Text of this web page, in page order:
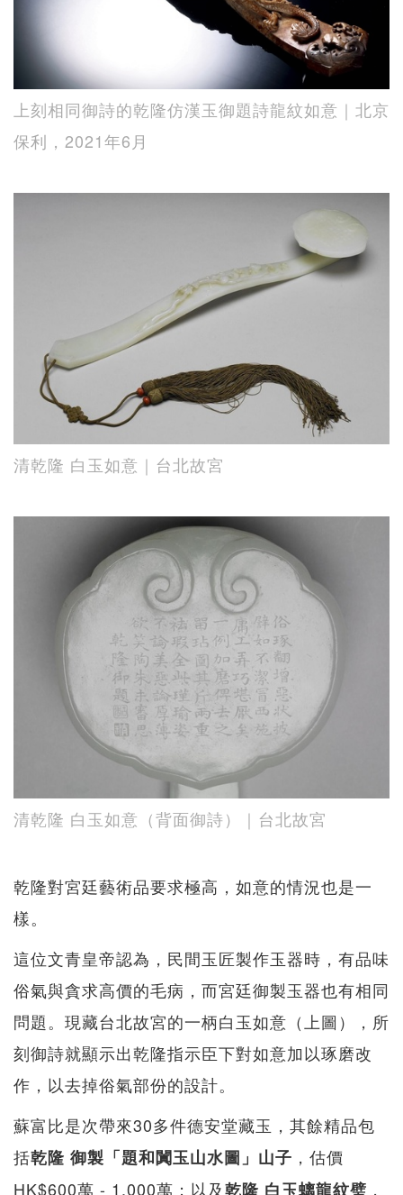
上刻相同御詩的乾隆仿漢玉御題詩龍紋如意｜北京
保利，2021年6月
清乾隆 白玉如意｜台北故宮
清乾隆 白玉如意（背面御詩）｜台北故宮
乾隆對宮廷藝術品要求極高，如意的情況也是一
樣。
這位文青皇帝認為，民間玉匠製作玉器時，有品味
俗氣與貪求高價的毛病，而宮廷御製玉器也有相同
問題。現藏台北故宮的一柄白玉如意（上圖），所
刻御詩就顯示出乾隆指示臣下對如意加以琢磨改
作，以去掉俗氣部份的設計。
蘇富比是次帶來30多件德安堂藏玉，其餘精品包
括乾隆 御製「題和闐玉山水圖」山子 ，估價
HK$600萬 - 1,000萬；以及乾隆 白玉螭龍紋璧 ，